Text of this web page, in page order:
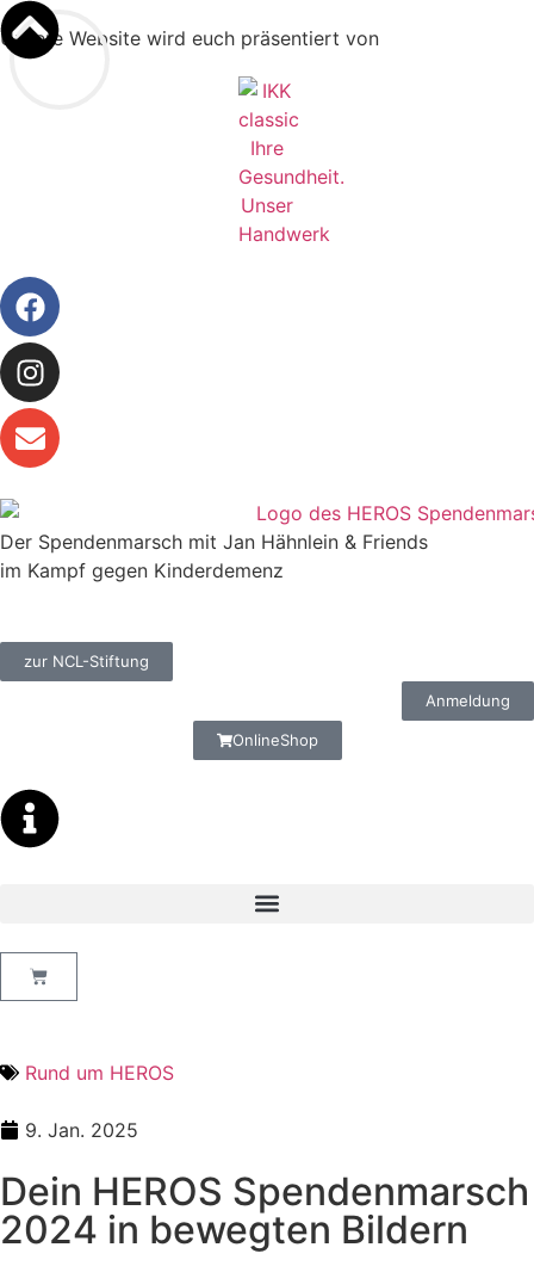
Unsere Website wird euch präsentiert von
Der Spendenmarsch mit Jan Hähnlein & Friends
im Kampf gegen Kinderdemenz
zur NCL-Stiftung
Anmeldung
OnlineShop
Rund um HEROS
9. Jan. 2025
Dein HEROS Spendenmarsch
2024 in bewegten Bildern